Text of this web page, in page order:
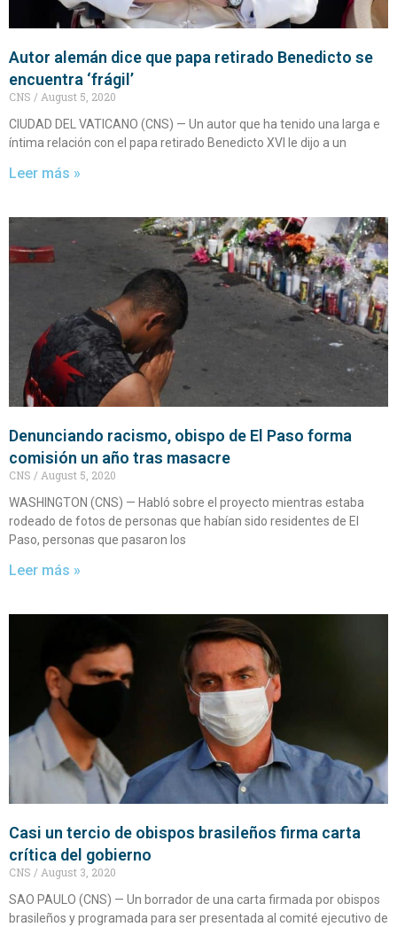
Autor alemán dice que papa retirado Benedicto se
encuentra ‘frágil’
CNS
August 5, 2020
CIUDAD DEL VATICANO (CNS) — Un autor que ha tenido una larga e
íntima relación con el papa retirado Benedicto XVI le dijo a un
Leer más »
Denunciando racismo, obispo de El Paso forma
comisión un año tras masacre
CNS
August 5, 2020
WASHINGTON (CNS) — Habló sobre el proyecto mientras estaba
rodeado de fotos de personas que habían sido residentes de El
Paso, personas que pasaron los
Leer más »
Casi un tercio de obispos brasileños firma carta
crítica del gobierno
CNS
August 3, 2020
SAO PAULO (CNS) — Un borrador de una carta firmada por obispos
brasileños y programada para ser presentada al comité ejecutivo de